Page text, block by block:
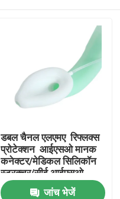
डबल चैनल एलएमए ️ रिफ्लक्स
प्रोटेक्शन ️ आईएसओ मानक
कनेक्टर/मेडिकल सिलिकॉन
स्ट्रक्चर/सीई आईएसओ
जांच भेजें